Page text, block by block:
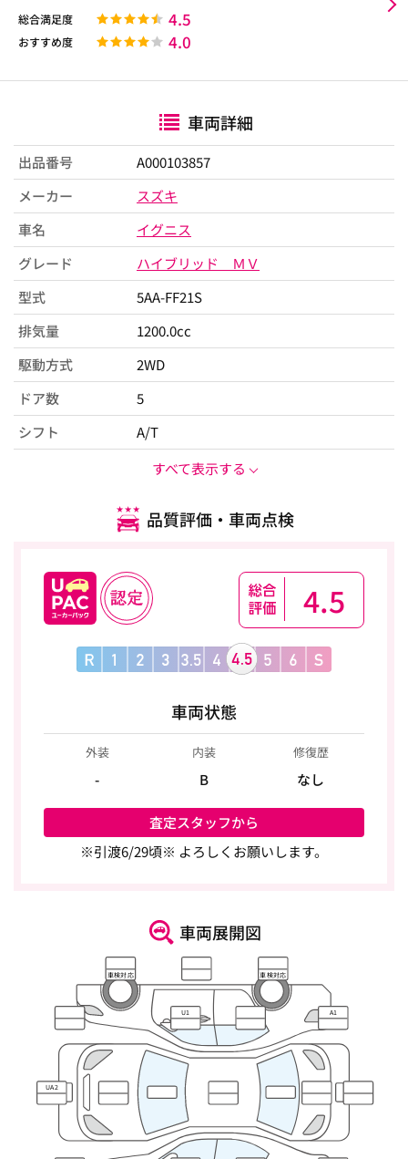
総合満足度 4.5
おすすめ度 4.0
車両詳細
出品番号
A000103857
メーカー
スズキ
車名
イグニス
グレード
ハイブリッド ＭＶ
型式
5AA-FF21S
排気量
1200.0cc
駆動方式
2WD
ドア数
5
シフト
A/T
すべて表示する
品質評価・車両点検
4.5
車両状態
外装
-
内装
B
修復歴
なし
査定スタッフから
※引渡6/29頃※ よろしくお願いします。
車両展開図
車検対応 車検対応
U1 A1
UA2